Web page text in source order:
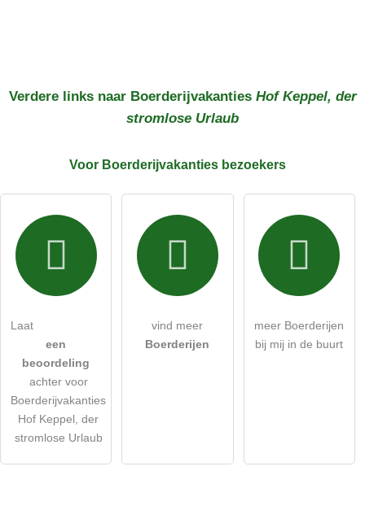
Verdere links naar Boerderijvakanties Hof Keppel, der
stromlose Urlaub
Voor Boerderijvakanties bezoekers
Laat
een
beoordeling
achter voor
Boerderijvakanties
Hof Keppel, der
stromlose Urlaub
vind meer
Boerderijen
meer Boerderijen
bij mij in de buurt